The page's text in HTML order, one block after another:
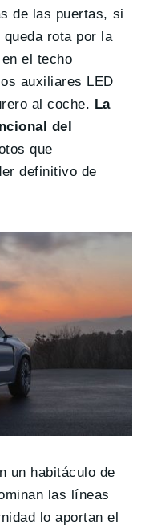
de las puertas, si
rota por la
el techo
auxiliares LED
al coche. La
del
que
definitivo de
un habitáculo de
las líneas
lo aportan el